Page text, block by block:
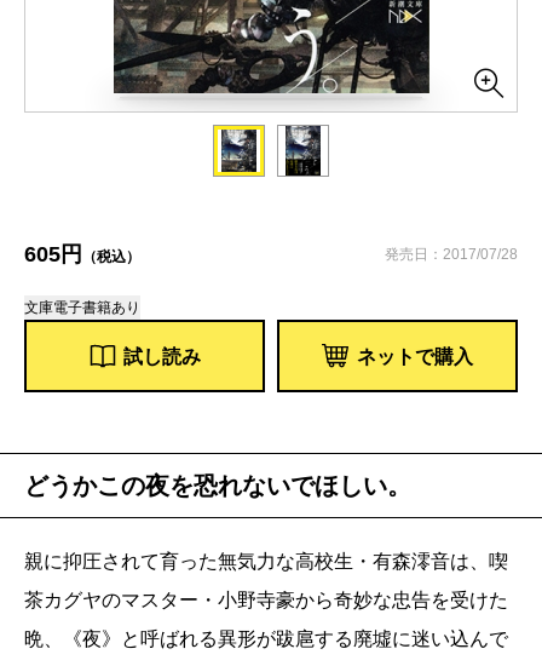
605円 （税込） 発売日：2017/07/28
文庫電子書籍あり
試し読み ネットで購入
どうかこの夜を恐れないでほしい。
親に抑圧されて育った無気力な高校生・有森澪音は、喫
茶カグヤのマスター・小野寺豪から奇妙な忠告を受けた
晩、《夜》と呼ばれる異形が跋扈する廃墟に迷い込んで